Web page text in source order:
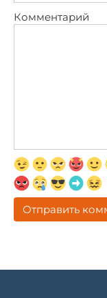
Комментарий